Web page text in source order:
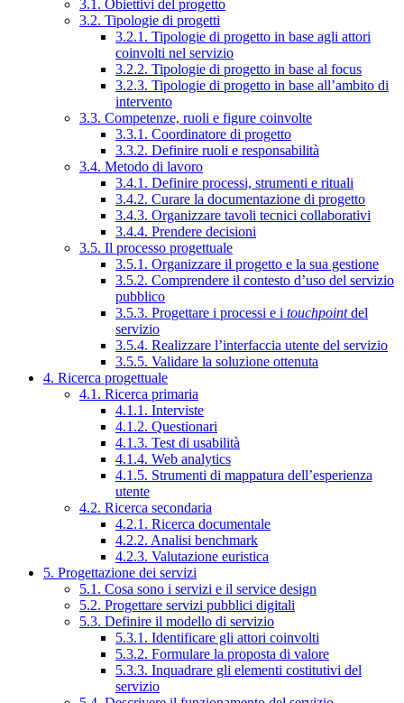
3.1. Obiettivi del progetto
3.2. Tipologie di progetti
3.2.1. Tipologie di progetto in base agli attori
coinvolti nel servizio
3.2.2. Tipologie di progetto in base al focus
3.2.3. Tipologie di progetto in base all’ambito di
intervento
3.3. Competenze, ruoli e figure coinvolte
3.3.1. Coordinatore di progetto
3.3.2. Definire ruoli e responsabilità
3.4. Metodo di lavoro
3.4.1. Definire processi, strumenti e rituali
3.4.2. Curare la documentazione di progetto
3.4.3. Organizzare tavoli tecnici collaborativi
3.4.4. Prendere decisioni
3.5. Il processo progettuale
3.5.1. Organizzare il progetto e la sua gestione
3.5.2. Comprendere il contesto d’uso del servizio
pubblico
3.5.3. Progettare i processi e i touchpointdel
servizio
3.5.4. Realizzare l’interfaccia utente del servizio
3.5.5. Validare la soluzione ottenuta
4. Ricerca progettuale
4.1. Ricerca primaria
4.1.1. Interviste
4.1.2. Questionari
4.1.3. Test di usabilità
4.1.4. Web analytics
4.1.5. Strumenti di mappatura dell’esperienza
utente
4.2. Ricerca secondaria
4.2.1. Ricerca documentale
4.2.2. Analisi benchmark
4.2.3. Valutazione euristica
5. Progettazione dei servizi
5.1. Cosa sono i servizi e il service design
5.2. Progettare servizi pubblici digitali
5.3. Definire il modello di servizio
5.3.1. Identificare gli attori coinvolti
5.3.2. Formulare la proposta di valore
5.3.3. Inquadrare gli elementi costitutivi del
servizio